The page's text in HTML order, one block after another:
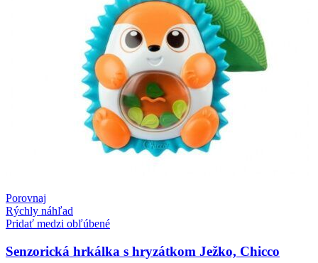
Porovnaj
Rýchly náhľad
Pridať medzi obľúbené
Senzorická hrkálka s hryzátkom Ježko, Chicco